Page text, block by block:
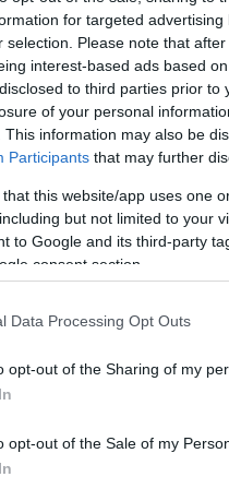
for targeted
selection. Please note that
interest-based ads based
to third parties prior
of your personal
This information may also be
Participants that may further
that this website/app uses one
but not limited to your
to Google and its third-party
consent section.
Data Processing Opt Outs
opt-out of the Sharing of my
opt-out of the Sale of my
Jelszó
Regisztráció
szaknévsora
KERTÉSZ ÉS KERTÉSZET
cserje,
A
rövid
később
felül
vagy